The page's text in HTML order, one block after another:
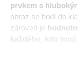
prvkem s
obraz se hodí do
zároveň je
každého, kdo